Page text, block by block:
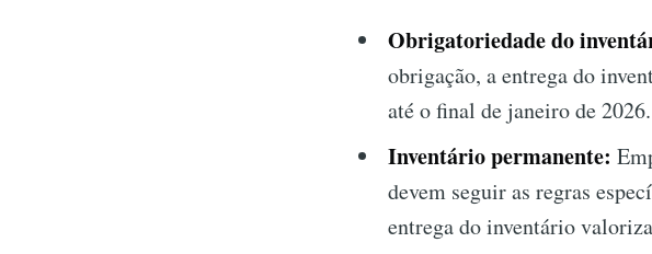
Obrigatoriedade do
obrigação, a entrega do
até o final de janeiro de 2026.
Inventário permanente:
devem seguir as regras
entrega do inventário